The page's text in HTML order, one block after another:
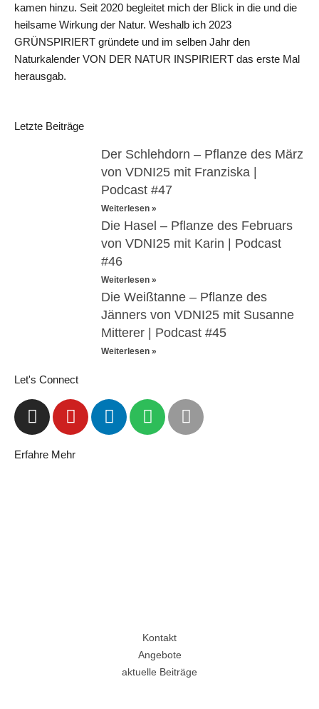
kamen hinzu. Seit 2020 begleitet mich der Blick in die und die
heilsame Wirkung der Natur. Weshalb ich 2023
GRÜNSPIRIERT gründete und im selben Jahr den
Naturkalender VON DER NATUR INSPIRIERT das erste Mal
herausgab.
Letzte Beiträge
Der Schlehdorn – Pflanze des März
von VDNI25 mit Franziska |
Podcast #47
Weiterlesen »
Die Hasel – Pflanze des Februars
von VDNI25 mit Karin | Podcast
#46
Weiterlesen »
Die Weißtanne – Pflanze des
Jänners von VDNI25 mit Susanne
Mitterer | Podcast #45
Weiterlesen »
Let's Connect
Erfahre Mehr
Kontakt
Angebote
aktuelle Beiträge